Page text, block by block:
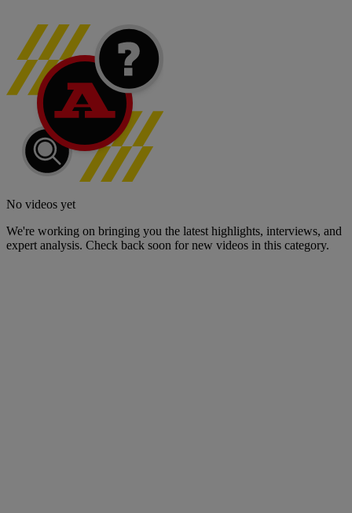
No videos yet
We're working on bringing you the latest highlights, interviews, and
expert analysis. Check back soon for new videos in this category.